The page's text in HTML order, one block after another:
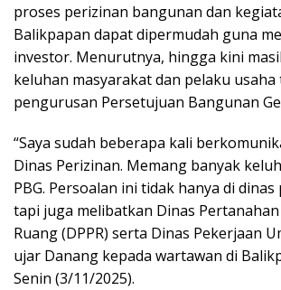
proses perizinan bangunan dan
Balikpapan dapat dipermudah guna
investor. Menurutnya, hingga kini
keluhan masyarakat dan pelaku
pengurusan Persetujuan Bangunan
“Saya sudah beberapa kali
Dinas Perizinan. Memang banyak
PBG. Persoalan ini tidak hanya di
tapi juga melibatkan Dinas
Ruang (DPPR) serta Dinas Pekerjaan
ujar Danang kepada wartawan di
Senin (3/11/2025).